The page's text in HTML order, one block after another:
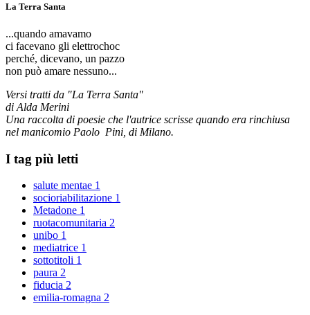
La Terra Santa
...quando amavamo
ci facevano gli elettrochoc
perché, dicevano, un pazzo
non può amare nessuno...
Versi tratti da "La Terra Santa"
di Alda Merini
Una raccolta di poesie che l'autrice scrisse quando era rinchiusa
nel manicomio Paolo Pini, di Milano.
I tag più letti
salute mentae 1
socioriabilitazione 1
Metadone 1
ruotacomunitaria 2
unibo 1
mediatrice 1
sottotitoli 1
paura 2
fiducia 2
emilia-romagna 2